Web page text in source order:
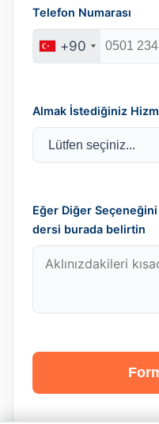
Telefon Numarası
+90
Almak İstediğiniz
Eğer Diğer
dersi burada belirtin